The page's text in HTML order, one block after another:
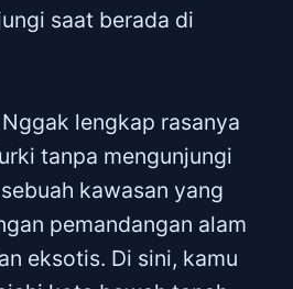
saat berada di
Nggak lengkap rasanya
tanpa mengunjungi
kawasan yang
pemandangan alam
eksotis. Di sini, kamu